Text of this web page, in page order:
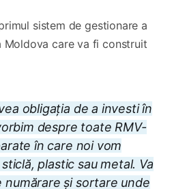
sistem de gestionare a
Moldova care va fi construit
obligația de a investi în
despre toate RMV-
în care noi vom
plastic sau metal. Va
și sortare unde